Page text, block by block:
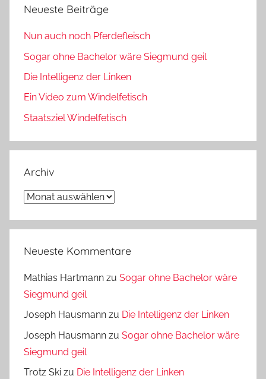
Neueste Beiträge
Nun auch noch Pferdefleisch
Sogar ohne Bachelor wäre Siegmund geil
Die Intelligenz der Linken
Ein Video zum Windelfetisch
Staatsziel Windelfetisch
Archiv
Archiv
Neueste Kommentare
Mathias Hartmann zu Sogar ohne Bachelor wäre
Siegmund geil
Joseph Hausmann zu Die Intelligenz der Linken
Joseph Hausmann zu Sogar ohne Bachelor wäre
Siegmund geil
Trotz Ski zu Die Intelligenz der Linken